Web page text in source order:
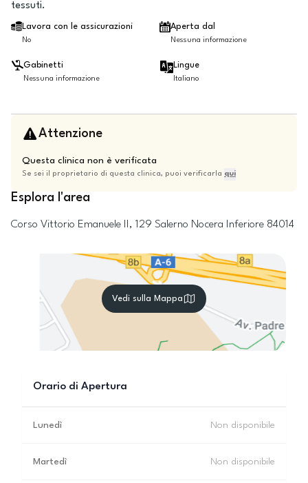
tessuti.
Lavora con le assicurazioni
No
Aperta dal
Nessuna informazione
Gabinetti
Nessuna informazione
Lingue
Italiano
Attenzione
Questa clinica non è verificata
Se sei il proprietario di questa clinica, puoi verificarla qui
Esplora l'area
Corso Vittorio Emanuele II, 129 Salerno Nocera Inferiore 84014
Vedi sulla Mappa
Orario di Apertura
Lunedì Non disponibile
Martedì Non disponibile